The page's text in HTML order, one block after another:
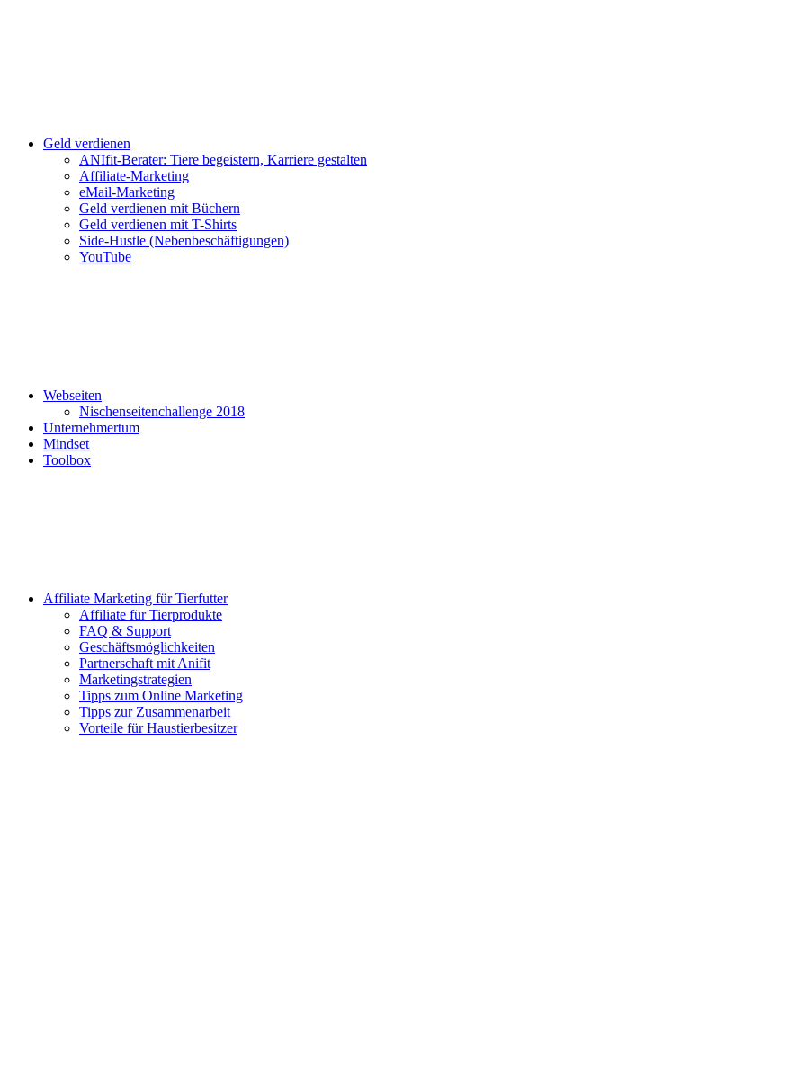
Geld verdienen
ANIfit-Berater: Tiere begeistern, Karriere gestalten
Affiliate-Marketing
eMail-Marketing
Geld verdienen mit Büchern
Geld verdienen mit T-Shirts
Side-Hustle (Nebenbeschäftigungen)
YouTube
Webseiten
Nischenseitenchallenge 2018
Unternehmertum
Mindset
Toolbox
Affiliate Marketing für Tierfutter
Affiliate für Tierprodukte
FAQ & Support
Geschäftsmöglichkeiten
Partnerschaft mit Anifit
Marketingstrategien
Tipps zum Online Marketing
Tipps zur Zusammenarbeit
Vorteile für Haustierbesitzer